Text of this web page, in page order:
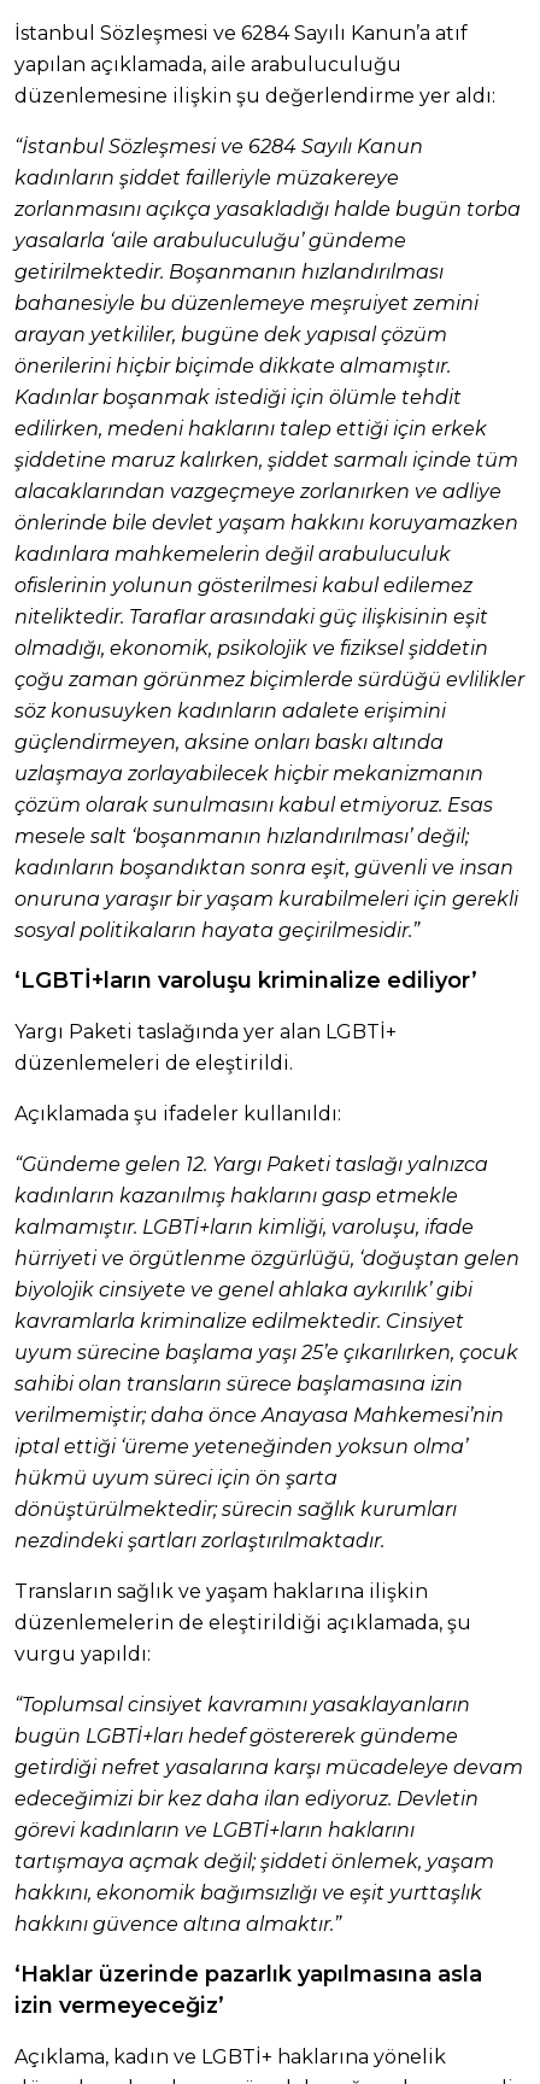
İstanbul Sözleşmesi ve 6284 Sayılı Kanun’a atıf
yapılan açıklamada, aile arabuluculuğu
düzenlemesine ilişkin şu değerlendirme yer aldı:
“İstanbul Sözleşmesi ve 6284 Sayılı Kanun
kadınların şiddet failleriyle müzakereye
zorlanmasını açıkça yasakladığı halde bugün torba
yasalarla ‘aile arabuluculuğu’ gündeme
getirilmektedir. Boşanmanın hızlandırılması
bahanesiyle bu düzenlemeye meşruiyet zemini
arayan yetkililer, bugüne dek yapısal çözüm
önerilerini hiçbir biçimde dikkate almamıştır.
Kadınlar boşanmak istediği için ölümle tehdit
edilirken, medeni haklarını talep ettiği için erkek
şiddetine maruz kalırken, şiddet sarmalı içinde tüm
alacaklarından vazgeçmeye zorlanırken ve adliye
önlerinde bile devlet yaşam hakkını koruyamazken
kadınlara mahkemelerin değil arabuluculuk
ofislerinin yolunun gösterilmesi kabul edilemez
niteliktedir. Taraflar arasındaki güç ilişkisinin eşit
olmadığı, ekonomik, psikolojik ve fiziksel şiddetin
çoğu zaman görünmez biçimlerde sürdüğü evlilikler
söz konusuyken kadınların adalete erişimini
güçlendirmeyen, aksine onları baskı altında
uzlaşmaya zorlayabilecek hiçbir mekanizmanın
çözüm olarak sunulmasını kabul etmiyoruz. Esas
mesele salt ‘boşanmanın hızlandırılması’ değil;
kadınların boşandıktan sonra eşit, güvenli ve insan
onuruna yaraşır bir yaşam kurabilmeleri için gerekli
sosyal politikaların hayata geçirilmesidir.”
‘LGBTİ+ların varoluşu kriminalize ediliyor’
Yargı Paketi taslağında yer alan LGBTİ+
düzenlemeleri de eleştirildi.
Açıklamada şu ifadeler kullanıldı:
“Gündeme gelen 12. Yargı Paketi taslağı yalnızca
kadınların kazanılmış haklarını gasp etmekle
kalmamıştır. LGBTİ+ların kimliği, varoluşu, ifade
hürriyeti ve örgütlenme özgürlüğü, ‘doğuştan gelen
biyolojik cinsiyete ve genel ahlaka aykırılık’ gibi
kavramlarla kriminalize edilmektedir. Cinsiyet
uyum sürecine başlama yaşı 25’e çıkarılırken, çocuk
sahibi olan transların sürece başlamasına izin
verilmemiştir; daha önce Anayasa Mahkemesi’nin
iptal ettiği ‘üreme yeteneğinden yoksun olma’
hükmü uyum süreci için ön şarta
dönüştürülmektedir; sürecin sağlık kurumları
nezdindeki şartları zorlaştırılmaktadır.
Transların sağlık ve yaşam haklarına ilişkin
düzenlemelerin de eleştirildiği açıklamada, şu
vurgu yapıldı:
“Toplumsal cinsiyet kavramını yasaklayanların
bugün LGBTİ+ları hedef göstererek gündeme
getirdiği nefret yasalarına karşı mücadeleye devam
edeceğimizi bir kez daha ilan ediyoruz. Devletin
görevi kadınların ve LGBTİ+ların haklarını
tartışmaya açmak değil; şiddeti önlemek, yaşam
hakkını, ekonomik bağımsızlığı ve eşit yurttaşlık
hakkını güvence altına almaktır.”
‘Haklar üzerinde pazarlık yapılmasına asla
izin vermeyeceğiz’
Açıklama, kadın ve LGBTİ+ haklarına yönelik